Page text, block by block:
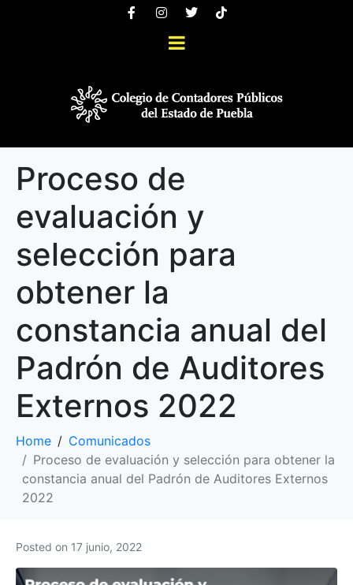
Proceso de
evaluación y
selección para
obtener la
constancia anual del
Padrón de Auditores
Externos 2022
Home
Comunicados
Proceso de evaluación y selección para obtener la
constancia anual del Padrón de Auditores Externos
2022
Posted on 17 junio, 2022